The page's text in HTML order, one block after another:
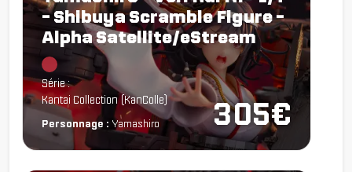
305€
- Shibuya Scramble Figure -
Alpha Satellite/eStream
Chargement...
Série :
Kantai Collection (KanColle)
Personnage : Yamashiro